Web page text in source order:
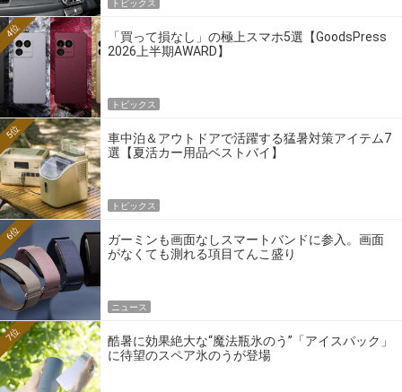
トピックス
「買って損なし」の極上スマホ5選【GoodsPress
2026上半期AWARD】
4位
トピックス
車中泊＆アウトドアで活躍する猛暑対策アイテム7
選【夏活カー用品ベストバイ】
5位
トピックス
ガーミンも画面なしスマートバンドに参入。画面
がなくても測れる項目てんこ盛り
6位
ニュース
酷暑に効果絶大な“魔法瓶氷のう”「アイスパック」
に待望のスペア氷のうが登場
7位